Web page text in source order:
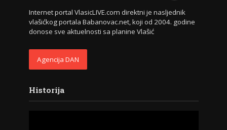
Internet portal VlasicLIVE.com direktni je nasljednik
vlašićkog portala Babanovac.net, koji od 2004. godine
donose sve aktuelnosti sa planine Vlašić
Agencija DAN
Historija